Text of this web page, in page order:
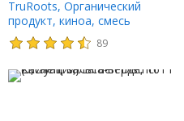
TruRoots, Органический
продукт, киноа, смесь
коричневого риса и красной
фасоли, в испанском стиле,
89